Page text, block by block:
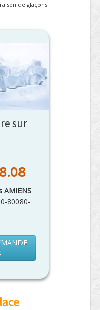
de glaçons
sur
AMIENS
80080-